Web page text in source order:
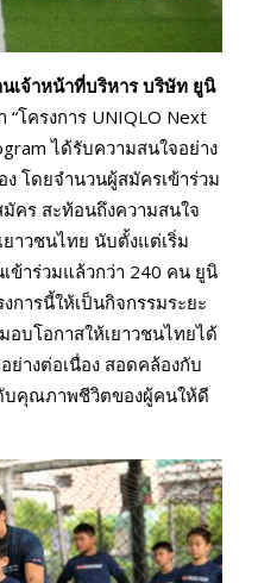
นเจ้าหน้าที่บริหาร บริษัท ยูนิ
“โครงการ UNIQLO Next
ได้รับความสนใจอย่าง
โดยจำนวนผู้สมัครเข้าร่วม
คร สะท้อนถึงความสนใจ
าวชนไทย นับตั้งแต่เริ่ม
ข้าร่วมแล้วกว่า 240 คน ยูนิ
การนี้ให้เป็นกิจกรรมระยะ
อบโอกาสให้เยาวชนไทยได้
างต่อเนื่อง สอดคล้องกับ
บคุณภาพชีวิตของผู้คนให้ดี